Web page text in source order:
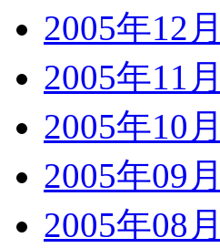
2005年12月
2005年11月
2005年10月
2005年09月
2005年08月